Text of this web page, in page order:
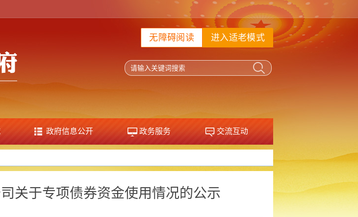
进入适老模式
无障碍阅读
政府信息公开 政务服务 交流互动
关于专项债券资金使用情况的公示